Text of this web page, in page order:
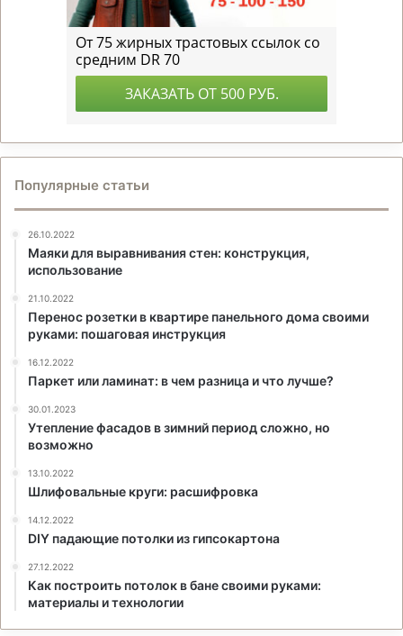
Популярные статьи
26.10.2022
Маяки для выравнивания стен: конструкция,
использование
21.10.2022
Перенос розетки в квартире панельного дома своими
руками: пошаговая инструкция
16.12.2022
Паркет или ламинат: в чем разница и что лучше?
30.01.2023
Утепление фасадов в зимний период сложно, но
возможно
13.10.2022
Шлифовальные круги: расшифровка
14.12.2022
DIY падающие потолки из гипсокартона
27.12.2022
Как построить потолок в бане своими руками:
материалы и технологии